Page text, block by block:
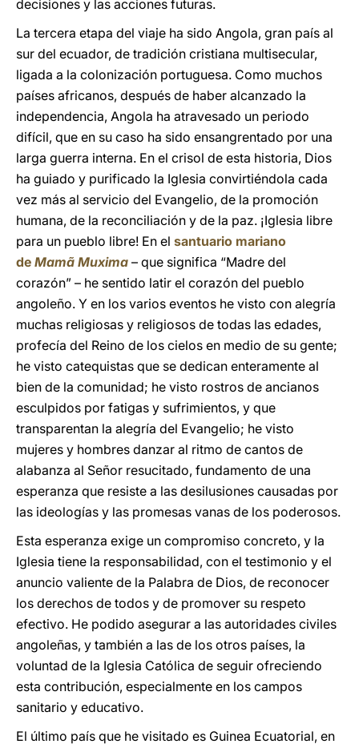
decisiones y las acciones futuras.
La tercera etapa del viaje ha sido Angola, gran país al
sur del ecuador, de tradición cristiana multisecular,
ligada a la colonización portuguesa. Como muchos
países africanos, después de haber alcanzado la
independencia, Angola ha atravesado un periodo
difícil, que en su caso ha sido ensangrentado por una
larga guerra interna. En el crisol de esta historia, Dios
ha guiado y purificado la Iglesia convirtiéndola cada
vez más al servicio del Evangelio, de la promoción
humana, de la reconciliación y de la paz. ¡Iglesia libre
para un pueblo libre! En el santuario mariano
de Mamã Muxima – que significa “Madre del
corazón” – he sentido latir el corazón del pueblo
angoleño. Y en los varios eventos he visto con alegría
muchas religiosas y religiosos de todas las edades,
profecía del Reino de los cielos en medio de su gente;
he visto catequistas que se dedican enteramente al
bien de la comunidad; he visto rostros de ancianos
esculpidos por fatigas y sufrimientos, y que
transparentan la alegría del Evangelio; he visto
mujeres y hombres danzar al ritmo de cantos de
alabanza al Señor resucitado, fundamento de una
esperanza que resiste a las desilusiones causadas por
las ideologías y las promesas vanas de los poderosos.
Esta esperanza exige un compromiso concreto, y la
Iglesia tiene la responsabilidad, con el testimonio y el
anuncio valiente de la Palabra de Dios, de reconocer
los derechos de todos y de promover su respeto
efectivo. He podido asegurar a las autoridades civiles
angoleñas, y también a las de los otros países, la
voluntad de la Iglesia Católica de seguir ofreciendo
esta contribución, especialmente en los campos
sanitario y educativo.
El último país que he visitado es Guinea Ecuatorial, en